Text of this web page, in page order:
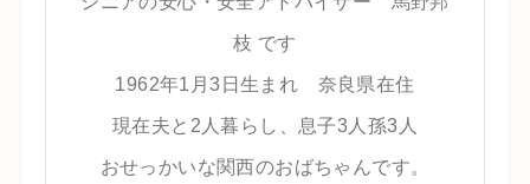
枝 です
1962年1月3日生まれ 奈良県在住
現在夫と2人暮らし、息子3人孫3人
おせっかいな関西のおばちゃんです。